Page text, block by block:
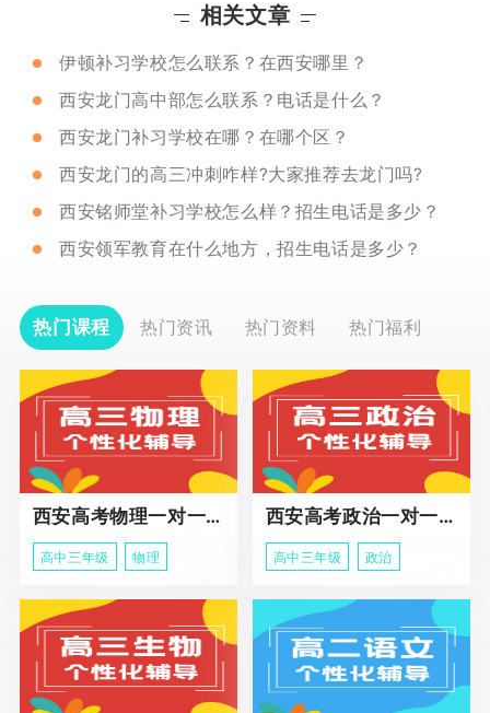
相关文章
伊顿补习学校怎么联系？在西安哪里？
西安龙门高中部怎么联系？电话是什么？
西安龙门补习学校在哪？在哪个区？
西安龙门的高三冲刺咋样?大家推荐去龙门吗?
西安铭师堂补习学校怎么样？招生电话是多少？
西安领军教育在什么地方，招生电话是多少？
热门课程 热门资讯 热门资料 热门福利
西安高考物理一对一辅导课程
高中三年级 物理
西安高考政治一对一辅导课程
高中三年级 政治